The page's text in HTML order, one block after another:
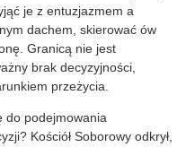
je z entuzjazmem a
dachem, skierować ów
Granicą nie jest
brak decyzyjności,
przeżycia.
do podejmowania
Kościół Soborowy odkrył,